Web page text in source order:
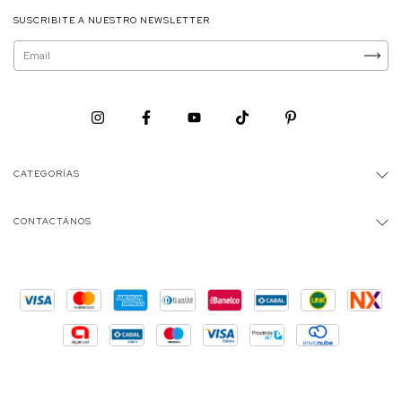
SUSCRIBITE A NUESTRO NEWSLETTER
CATEGORÍAS
CONTACTÁNOS